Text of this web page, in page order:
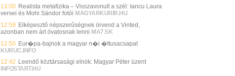
13:00 Realista metafizika – Visszavonult a szél: Iancu Laura
versei és Mohi Sándor fotói MAGYARKURIR.HU
12:59 Elképesztő népszerűségnek örvend a Vinted,
azonban nem árt óvatosnak lenni MA7.SK
12:50 Eur�pa-bajnok a magyar n�i �ttusacsapat
KURUC.INFO
12:42 Leendő köztársasági elnök: Magyar Péter üzent
INFOSTART.HU